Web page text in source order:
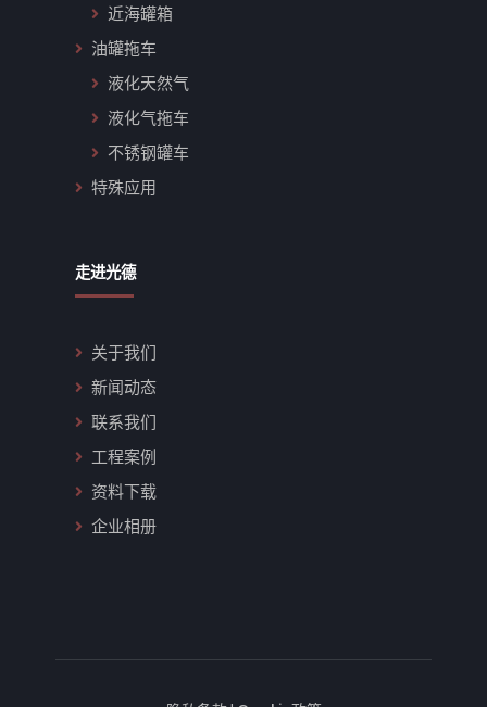
近海罐箱
油罐拖车
液化天然气
液化气拖车
不锈钢罐车
特殊应用
走进光德
关于我们
新闻动态
联系我们
工程案例
资料下载
企业相册